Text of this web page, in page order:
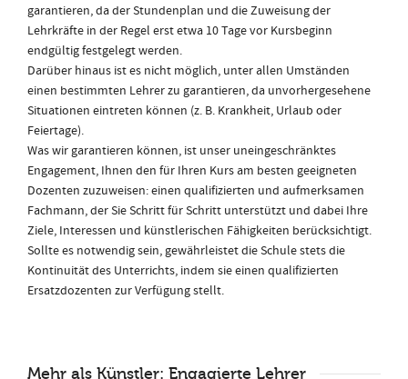
garantieren, da der Stundenplan und die Zuweisung der
Lehrkräfte in der Regel erst etwa 10 Tage vor Kursbeginn
endgültig festgelegt werden.
Darüber hinaus ist es nicht möglich, unter allen Umständen
einen bestimmten Lehrer zu garantieren, da unvorhergesehene
Situationen eintreten können (z. B. Krankheit, Urlaub oder
Feiertage).
Was wir garantieren können, ist unser uneingeschränktes
Engagement, Ihnen den für Ihren Kurs am besten geeigneten
Dozenten zuzuweisen: einen qualifizierten und aufmerksamen
Fachmann, der Sie Schritt für Schritt unterstützt und dabei Ihre
Ziele, Interessen und künstlerischen Fähigkeiten berücksichtigt.
Sollte es notwendig sein, gewährleistet die Schule stets die
Kontinuität des Unterrichts, indem sie einen qualifizierten
Ersatzdozenten zur Verfügung stellt.
Mehr als Künstler: Engagierte Lehrer